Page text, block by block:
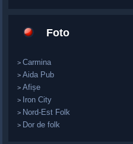
Foto
>Carmina
>Aida Pub
>Afișe
> Iron City
> Nord-Est Folk
> Dor de folk